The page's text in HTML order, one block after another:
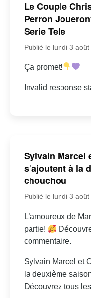
Le Couple
Perron
Serie Tele
Publié le lundi 3 août
Ça promet!
Invalid response
Sylvain Marcel
s’ajoutent à la
chouchou
Publié le lundi 3 août
L’amoureux de
partie!
commentaire.
Sylvain Marcel et
la deuxième
Découvrez tous